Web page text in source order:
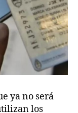
ya no será
los